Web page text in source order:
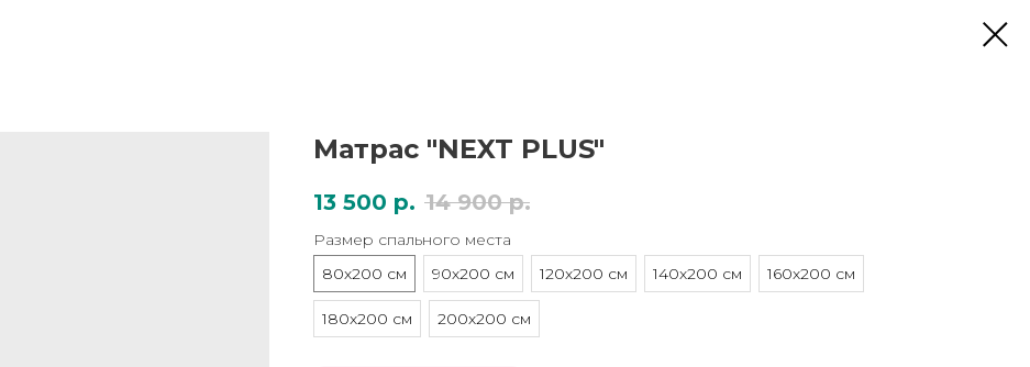
Матрас "NEXT PLUS"
13 500 р. 14 900 р.
Размер спального места
80х200 см
90х200 см 120х200 см 140х200 см 160х200 см
180х200 см 200х200 см